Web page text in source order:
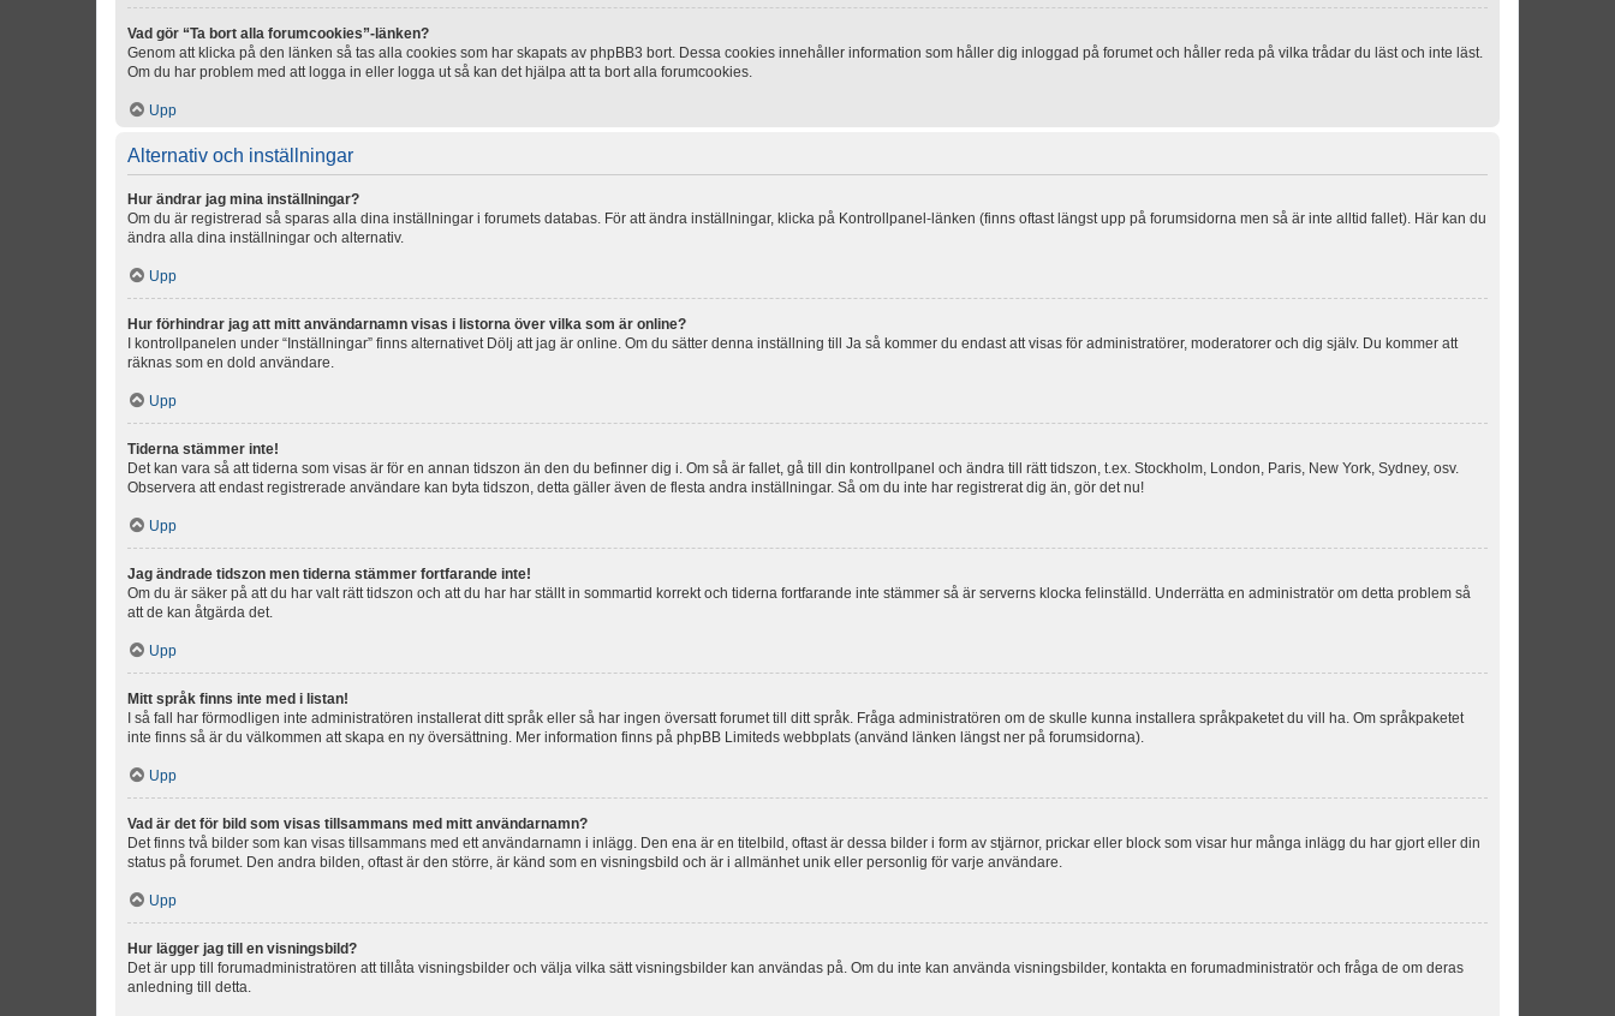
Vad gör “Ta bort alla forumcookies”-länken?
Genom att klicka på den länken så tas alla cookies som har skapats av phpBB3 bort. Dessa cookies innehåller information som håller dig inloggad på forumet och håller reda på vilka trådar du läst och inte läst.
Om du har problem med att logga in eller logga ut så kan det hjälpa att ta bort alla forumcookies.
Upp
Alternativ och inställningar
Hur ändrar jag mina inställningar?
Om du är registrerad så sparas alla dina inställningar i forumets databas. För att ändra inställningar, klicka på Kontrollpanel-länken (finns oftast längst upp på forumsidorna men så är inte alltid fallet). Här kan du
ändra alla dina inställningar och alternativ.
Upp
Hur förhindrar jag att mitt användarnamn visas i listorna över vilka som är online?
I kontrollpanelen under “Inställningar” finns alternativet Dölj att jag är online. Om du sätter denna inställning till Ja så kommer du endast att visas för administratörer, moderatorer och dig själv. Du kommer att
räknas som en dold användare.
Upp
Tiderna stämmer inte!
Det kan vara så att tiderna som visas är för en annan tidszon än den du befinner dig i. Om så är fallet, gå till din kontrollpanel och ändra till rätt tidszon, t.ex. Stockholm, London, Paris, New York, Sydney, osv.
Observera att endast registrerade användare kan byta tidszon, detta gäller även de flesta andra inställningar. Så om du inte har registrerat dig än, gör det nu!
Upp
Jag ändrade tidszon men tiderna stämmer fortfarande inte!
Om du är säker på att du har valt rätt tidszon och att du har har ställt in sommartid korrekt och tiderna fortfarande inte stämmer så är serverns klocka felinställd. Underrätta en administratör om detta problem så
att de kan åtgärda det.
Upp
Mitt språk finns inte med i listan!
I så fall har förmodligen inte administratören installerat ditt språk eller så har ingen översatt forumet till ditt språk. Fråga administratören om de skulle kunna installera språkpaketet du vill ha. Om språkpaketet
inte finns så är du välkommen att skapa en ny översättning. Mer information finns på phpBB Limiteds webbplats (använd länken längst ner på forumsidorna).
Upp
Vad är det för bild som visas tillsammans med mitt användarnamn?
Det finns två bilder som kan visas tillsammans med ett användarnamn i inlägg. Den ena är en titelbild, oftast är dessa bilder i form av stjärnor, prickar eller block som visar hur många inlägg du har gjort eller din
status på forumet. Den andra bilden, oftast är den större, är känd som en visningsbild och är i allmänhet unik eller personlig för varje användare.
Upp
Hur lägger jag till en visningsbild?
Det är upp till forumadministratören att tillåta visningsbilder och välja vilka sätt visningsbilder kan användas på. Om du inte kan använda visningsbilder, kontakta en forumadministratör och fråga de om deras
anledning till detta.